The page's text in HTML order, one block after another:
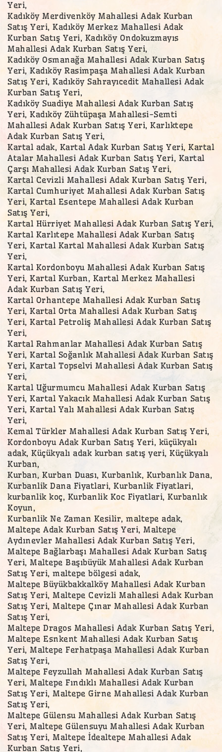
Yeri,
Kadıköy Merdivenköy Mahallesi Adak Kurban
Satış Yeri, Kadıköy Merkez Mahallesi Adak
Kurban Satış Yeri, Kadıköy Ondokuzmayıs
Mahallesi Adak Kurban Satış Yeri,
Kadıköy Osmanağa Mahallesi Adak Kurban Satış
Yeri, Kadıköy Rasimpaşa Mahallesi Adak Kurban
Satış Yeri, Kadıköy Sahrayıcedit Mahallesi Adak
Kurban Satış Yeri,
Kadıköy Suadiye Mahallesi Adak Kurban Satış
Yeri, Kadıköy Zühtüpaşa Mahallesi-Semti
Mahallesi Adak Kurban Satış Yeri, Karlıktepe
Adak Kurban Satış Yeri,
Kartal adak, Kartal Adak Kurban Satış Yeri, Kartal
Atalar Mahallesi Adak Kurban Satış Yeri, Kartal
Çarşı Mahallesi Adak Kurban Satış Yeri,
Kartal Cevizli Mahallesi Adak Kurban Satış Yeri,
Kartal Cumhuriyet Mahallesi Adak Kurban Satış
Yeri, Kartal Esentepe Mahallesi Adak Kurban
Satış Yeri,
Kartal Hürriyet Mahallesi Adak Kurban Satış Yeri,
Kartal Karlıtepe Mahallesi Adak Kurban Satış
Yeri, Kartal Kartal Mahallesi Adak Kurban Satış
Yeri,
Kartal Kordonboyu Mahallesi Adak Kurban Satış
Yeri, Kartal Kurban, Kartal Merkez Mahallesi
Adak Kurban Satış Yeri,
Kartal Orhantepe Mahallesi Adak Kurban Satış
Yeri, Kartal Orta Mahallesi Adak Kurban Satış
Yeri, Kartal Petroliş Mahallesi Adak Kurban Satış
Yeri,
Kartal Rahmanlar Mahallesi Adak Kurban Satış
Yeri, Kartal Soğanlık Mahallesi Adak Kurban Satış
Yeri, Kartal Topselvi Mahallesi Adak Kurban Satış
Yeri,
Kartal Uğurmumcu Mahallesi Adak Kurban Satış
Yeri, Kartal Yakacık Mahallesi Adak Kurban Satış
Yeri, Kartal Yalı Mahallesi Adak Kurban Satış
Yeri,
Kemal Türkler Mahallesi Adak Kurban Satış Yeri,
Kordonboyu Adak Kurban Satış Yeri, küçükyalı
adak, Küçükyalı adak kurban satış yeri, Küçükyalı
Kurban,
Kurban, Kurban Duası, Kurbanlık, Kurbanlık Dana,
Kurbanlik Dana Fiyatlari, Kurbanlik Fiyatlari,
kurbanlik koç, Kurbanlik Koc Fiyatlari, Kurbanlık
Koyun,
Kurbanlik Ne Zaman Kesilir, maltepe adak,
Maltepe Adak Kurban Satış Yeri, Maltepe
Aydınevler Mahallesi Adak Kurban Satış Yeri,
Maltepe Bağlarbaşı Mahallesi Adak Kurban Satış
Yeri, Maltepe Başıbüyük Mahallesi Adak Kurban
Satış Yeri, maltepe bölgesi adak,
Maltepe Büyükbakkalköy Mahallesi Adak Kurban
Satış Yeri, Maltepe Cevizli Mahallesi Adak Kurban
Satış Yeri, Maltepe Çınar Mahallesi Adak Kurban
Satış Yeri,
Maltepe Dragos Mahallesi Adak Kurban Satış Yeri,
Maltepe Esnkent Mahallesi Adak Kurban Satış
Yeri, Maltepe Ferhatpaşa Mahallesi Adak Kurban
Satış Yeri,
Maltepe Feyzullah Mahallesi Adak Kurban Satış
Yeri, Maltepe Fındıklı Mahallesi Adak Kurban
Satış Yeri, Maltepe Girne Mahallesi Adak Kurban
Satış Yeri,
Maltepe Gülensu Mahallesi Adak Kurban Satış
Yeri, Maltepe Gülensuyu Mahallesi Adak Kurban
Satış Yeri, Maltepe İdealtepe Mahallesi Adak
Kurban Satış Yeri,